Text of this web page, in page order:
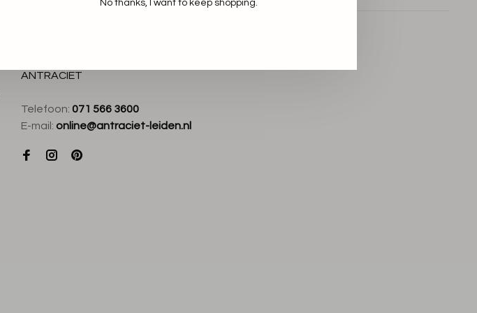
ANTRACIET
Telefoon: 071 566 3600
E-mail: online@antraciet-leiden.nl
No thanks, I want to keep shopping.